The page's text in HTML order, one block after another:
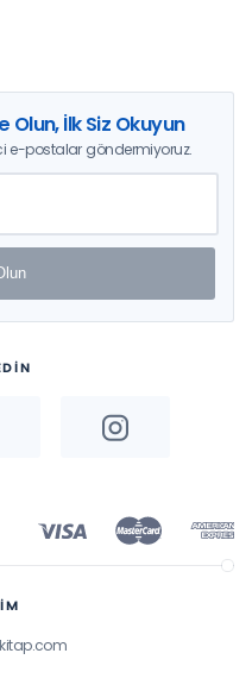
İlk Siz Okuyun
e-postalar göndermiyoruz.